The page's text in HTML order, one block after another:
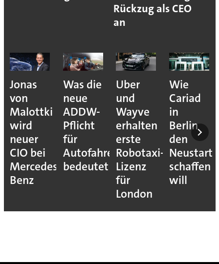
Rückzug als CEO
an
Jonas
von
Malottki
wird
neuer
CIO bei
Mercedes-
Benz
Was die
neue
ADDW-
Pflicht
für
Autofahrer
bedeutet
Uber
und
Wayve
erhalten
erste
Robotaxi-
Lizenz
für
London
Wie
Cariad
in
Berlin
den
Neustart
schaffen
will